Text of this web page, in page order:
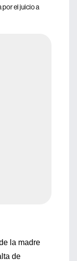
por el juicio a
la madre
de